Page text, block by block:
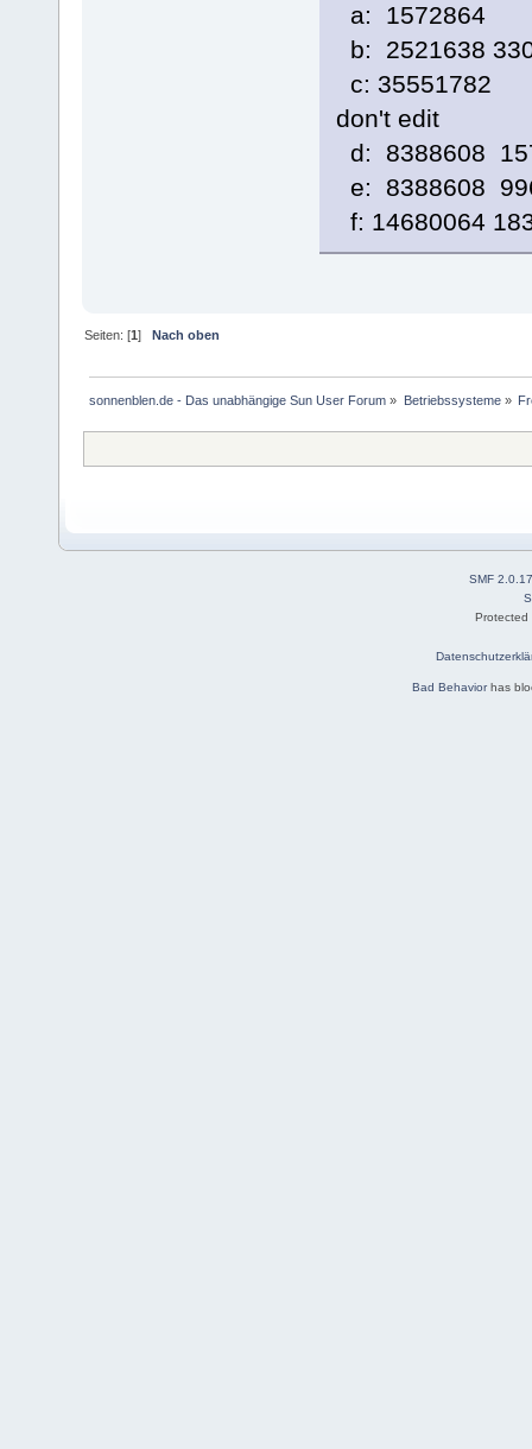
a: 1572864
b:
c:
don't edit
d: 8388608
e: 8388608
f: 14680064
Seiten: [1]Nach oben
sonnenblen.de - Das unabhängige Sun User Forum » Betriebssysteme»
SMF 2.0.17
Bad Behaviorhas